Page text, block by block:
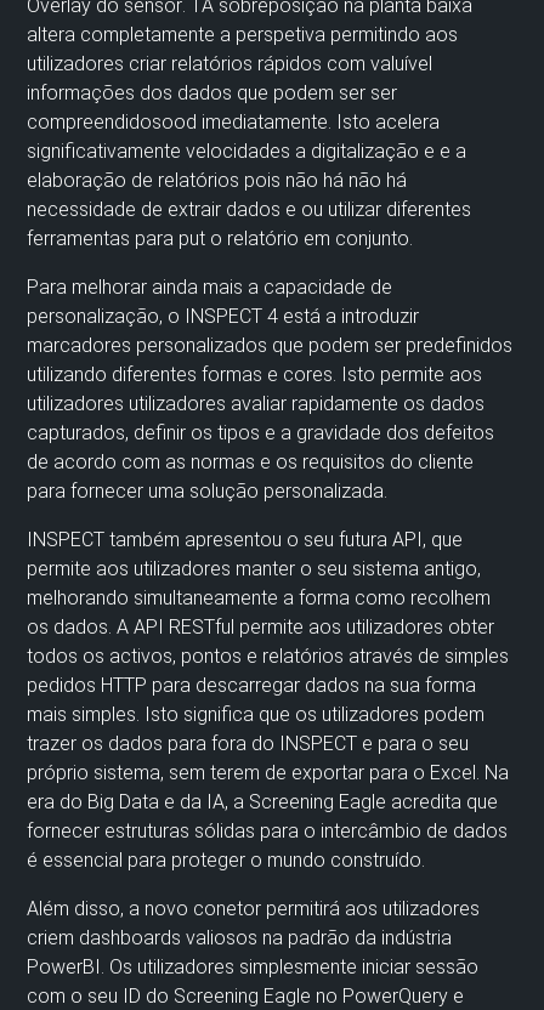
Overlay do sensor. TA sobreposição na planta baixa
altera completamente a perspetiva permitindo aos
utilizadores criar relatórios rápidos com valuível
informações dos dados que podem ser ser
compreendidosood imediatamente. Isto acelera
significativamente velocidades a digitalização e e a
elaboração de relatórios pois não há não há
necessidade de extrair dados e ou utilizar diferentes
ferramentas para put o relatório em conjunto.
Para melhorar ainda mais a capacidade de
personalização, o INSPECT 4 está a introduzir
marcadores personalizados que podem ser predefinidos
utilizando diferentesformas e cores. Isto permite aos
utilizadores utilizadores avaliar rapidamente os dados
capturados, definir os tipos e a gravidade dos defeitos
de acordo com as normas e os requisitos do cliente
parafornecer uma solução personalizada.
NSPECT também apresentou o seufutura API , que
permite aos utilizadores manter o seu sistema antigo,
melhorando simultaneamente a forma como recolhem
os dados. A API RESTful permite aos utilizadores obter
todos os activos, pontos e relatórios através de simples
pedidos HTTP para descarregar dados na sua forma
mais simples. Isto significa que os utilizadores podem
trazer os dados para fora do INSPECT e para o seu
próprio sistema, sem terem de exportar para o Excel. Na
era do Big Data e da IA, a Screening Eagle acredita que
fornecer estruturas sólidas para o intercâmbio de dados
é essencial para proteger o mundo construído.
Além disso, a novo conetor permitirá aos utilizadores
criem dashboards valiosos na padrão da indústria
PowerBI . Os utilizadores simplesmente iniciar sessão
com o seu ID do Screening Eagle no PowerQuery e